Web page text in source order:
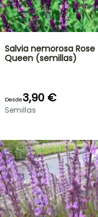
Salvia nemorosa Rose
Queen (semillas)
Desde3,90 €
Semillas